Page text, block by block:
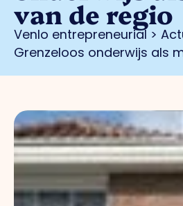
van de regio
Venlo entrepreneurial >
Grenzeloos onderwijs als